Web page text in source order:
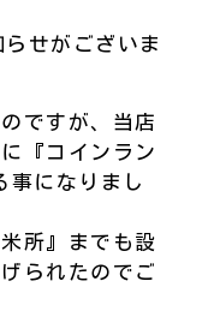
せがございま
ですが、当店
『コインラン
事になりまし
所』までも設
られたのでご